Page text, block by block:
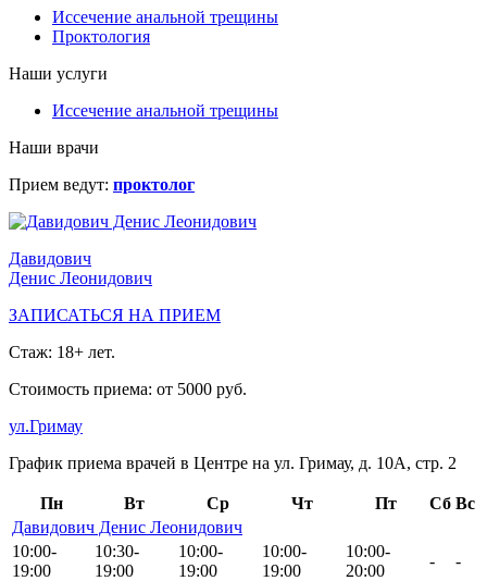
Иссечение анальной трещины
Проктология
Наши услуги
Иссечение анальной трещины
Наши врачи
Прием ведут: проктолог
Давидович
Денис Леонидович
ЗАПИСАТЬСЯ НА ПРИЕМ
Стаж: 18+ лет.
Стоимость приема: от 5000 руб.
ул.Гримау
График приема врачей в Центре на ул. Гримау, д. 10А, стр. 2
Пн Вт Ср Чт Пт Сб Вс
Давидович Денис Леонидович
10:00-
19:00
10:30-
19:00
10:00-
19:00
10:00-
19:00
10:00-
20:00
- -